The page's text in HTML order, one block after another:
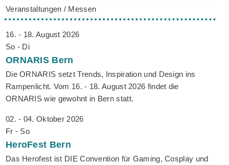
Veranstaltungen / Messen
16. - 18. August 2026
So - Di
ORNARIS Bern
Die ORNARIS setzt Trends, Inspiration und Design ins
Rampenlicht. Vom 16. - 18. August 2026 findet die
ORNARIS wie gewohnt in Bern statt.
02. - 04. Oktober 2026
Fr - So
HeroFest Bern
Das Herofest ist DIE Convention für Gaming, Cosplay und